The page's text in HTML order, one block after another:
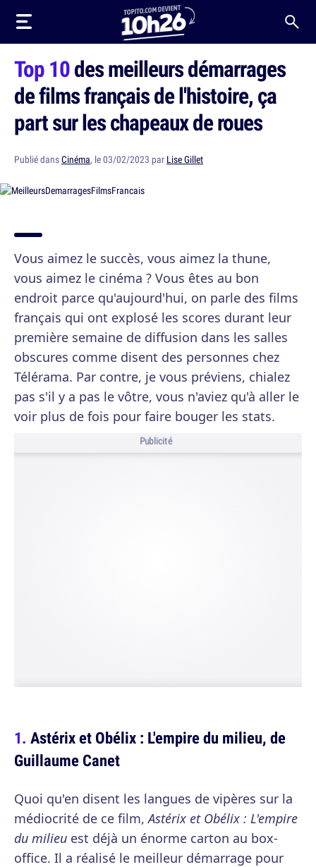
Top 10des meilleurs démarrages
de films français de l'histoire, ça
part sur les chapeaux de roues
Publié dansCinéma, le 03/02/2023 par Lise Gillet
Vous aimez le succès, vous aimez la thune,
vous aimez le cinéma ? Vous êtes au bon
endroit parce qu'aujourd'hui, on parle des films
français qui ont explosé les scores durant leur
première semaine de diffusion dans les salles
obscures comme disent des personnes chez
Télérama. Par contre, je vous préviens, chialez
pas s'il y a pas le vôtre, vous n'aviez qu'à aller le
voir plus de fois pour faire bouger les stats.
Publicité
Astérix et Obélix : L'empire du milieu, de
Guillaume Canet
Quoi qu'en disent les langues de vipères sur la
médiocrité de ce film,Astérix et Obélix : L'empire
du milieu est déjà un énorme carton au box-
office. Il a réalisé le meilleur démarrage pour